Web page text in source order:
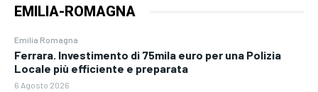
EMILIA-ROMAGNA
Emilia Romagna
Ferrara. Investimento di 75mila euro per una Polizia
Locale più efficiente e preparata
6 Agosto 2026